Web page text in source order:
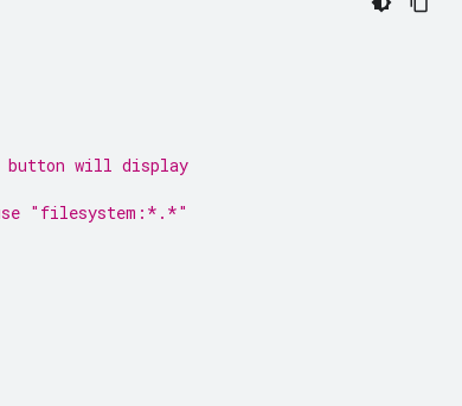
button will display
"filesystem:*.*"